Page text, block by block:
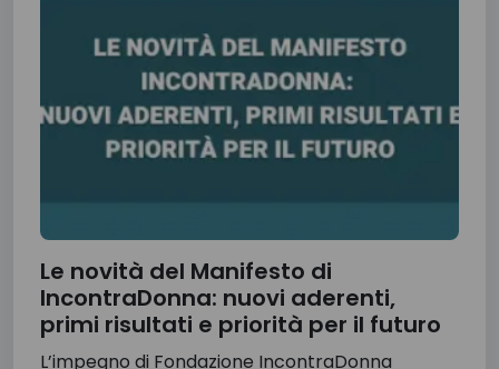
Le novità del Manifesto di
IncontraDonna: nuovi aderenti,
primi risultati e priorità per il futuro
L’impegno di Fondazione IncontraDonna